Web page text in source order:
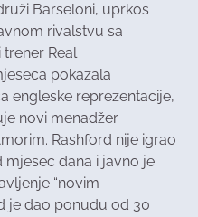
Barseloni, uprkos
rivalstvu sa
Real
pokazala
engleske reprezentacije,
novi menadžer
Rashford nije igrao
mjesec dana i javno je
“novim
je dao ponudu od 30